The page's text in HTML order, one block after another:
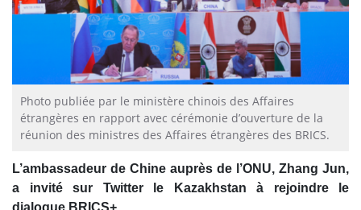
Photo publiée par le ministère chinois des Affaires
étrangères en rapport avec cérémonie d’ouverture de la
réunion des ministres des Affaires étrangères des BRICS.
L’ambassadeur de Chine auprès de l’ONU, Zhang Jun,
a invité sur Twitter le Kazakhstan à rejoindre le
dialogue BRICS+.